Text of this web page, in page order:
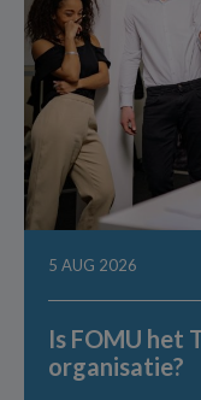
5 AUG 2026
Is FOMU het
organisatie?